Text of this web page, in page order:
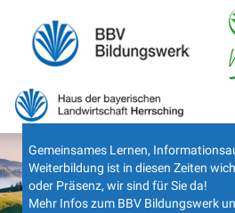
Gemeinsames Lernen,
Weiterbildung ist in diesen Zeiten
oder Präsenz, wir sind für Sie da!
Mehr Infos zum BBV Bildungswerk